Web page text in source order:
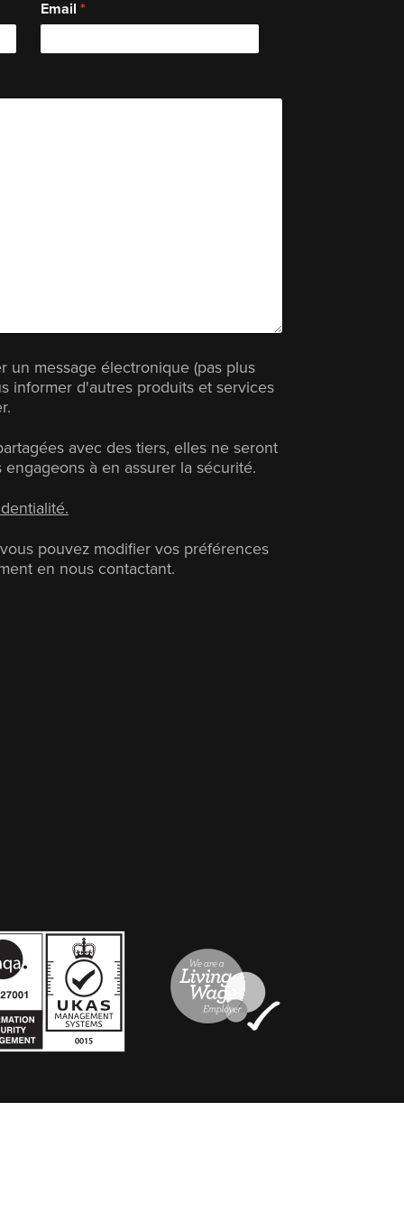
Email
un message électronique (pas plus
informer d'autres produits et services
avec des tiers, elles ne seront
à en assurer la sécurité.
pouvez modifier vos préférences
en nous contactant.